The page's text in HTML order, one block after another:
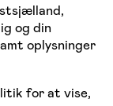
og din
oplysninger
for at vise,